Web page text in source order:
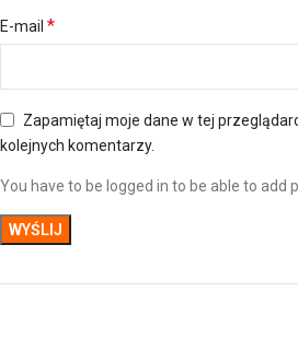
E-mail *
Zapamiętaj moje dane w tej
kolejnych komentarzy.
You have to be logged in to be able to add